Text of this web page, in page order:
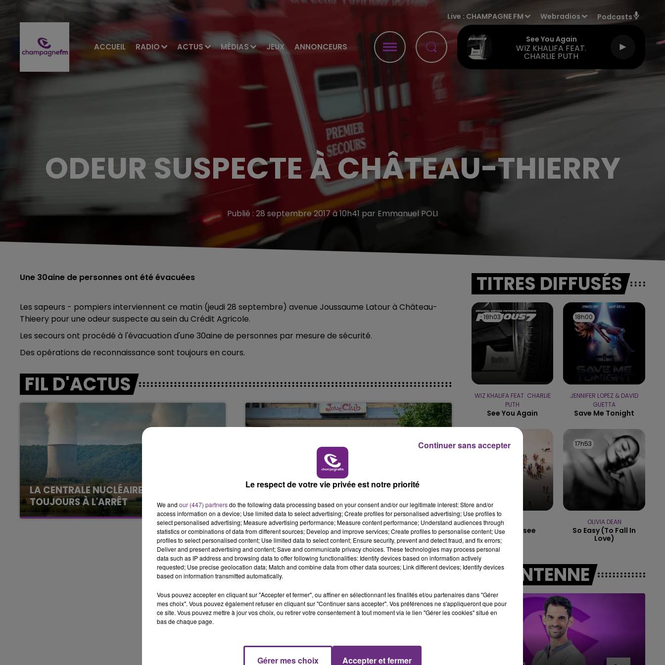
ACCUEIL RADIO ACTUS MÉDIAS JEUX ANNONCEURS
Live : CHAMPAGNE FM Webradios Podcasts
See You Again
WIZ KHALIFA FEAT.
CHARLIE PUTH
16h00 - 20h00
LE WEEK-END CHAMPAGNE FM
11h00 - 16h00
LE WEEK-END CHAMPAGNE FM
ODEUR SUSPECTE À CHÂTEAU-THIERRY
Publié : 28 septembre 2017 à 10h41 par Emmanuel POLI
Une 30aine de personnes ont été évacuées
Les sapeurs - pompiers interviennent ce matin (jeudi 28 septembre) avenue Joussaume Latour à Château-
Thieery pour une odeur suspecte au sein du Crédit Agricole.
Les secours ont procédé à l'évacuation d'une 30aine de personnes par mesure de sécurité.
Des opérations de reconnaissance sont toujours en cours.
FIL D'ACTUS
LA CENTRALE NUCLÉAIRE DE CHOOZ
TOUJOURS À L'ARRÊT
Cela fait déjà une semaine que la centrale
nucléaire ardennaise est à l'arrêt. Une situation
justifiée par la sécheresse intense qui est
LE MAGASIN JOUÉCLUB DE REIMS FERME
SES PORTES
C'était l'une des institutions du centre-ville
rémois. Le magasin JouéClub est contraint de
fermer ses portes.
TITRES DIFFUSÉS
18h03
18h03
WIZ KHALIFA FEAT. CHARLIE
PUTH
See You Again
18h00
18h00
JENNIFER LOPEZ & DAVID
GUETTA
Save Me Tonight
17h56
17h56
La Traversee
17h53
17h53
OLIVIA DEAN
So Easy (to Fall In
Love)
A L'ANTENNE
Le respect de votre vie privée est notre priorité
We and our (447) partnersdo the following data processing based on your consent and/or our legitimate interest: Store and/or
access information on a device; Use limited data to select advertising; Create profiles for personalised advertising; Use profiles to
select personalised advertising; Measure advertising performance; Measure content performance; Understand audiences through
statistics or combinations of data from different sources; Develop and improve services; Create profiles to personalise content; Use
profiles to select personalised content; Use limited data to select content; Ensure security, prevent and detect fraud, and fix errors;
Deliver and present advertising and content; Save and communicate privacy choices. These technologies may process personal
data such as IP address and browsing data to offer following functionalities: Identify devices based on information actively
requested; Use precise geolocation data; Match and combine data from other data sources; Link different devices; Identify devices
based on information transmitted automatically.
Vous pouvez accepter en cliquant sur "Accepter et fermer", ou affiner en sélectionnant les finalités et/ou partenaires dans "Gérer
mes choix". Vous pouvez également refuser en cliquant sur "Continuer sans accepter". Vos préférences ne s'appliqueront que pour
ce site. Vous pouvez mettre à jour vos choix, ou retirer votre consentement à tout moment via le lien "Gérer les cookies" situé en
bas de chaque page.
Gérer mes choix Accepter et fermer
Continuer sans accepter